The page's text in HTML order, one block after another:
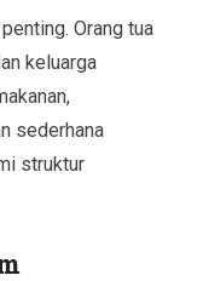
Orang tua
keluarga
sederhana
struktur